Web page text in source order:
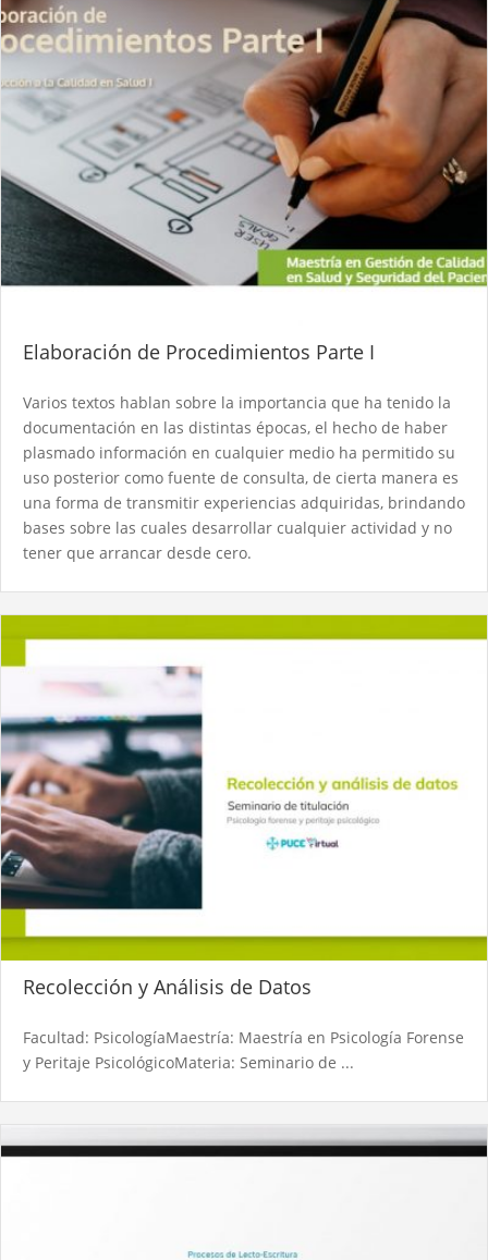
Elaboración de Procedimientos Parte I
Varios textos hablan sobre la importancia que ha tenido la
documentación en las distintas épocas, el hecho de haber
plasmado información en cualquier medio ha permitido su
uso posterior como fuente de consulta, de cierta manera es
una forma de transmitir experiencias adquiridas, brindando
bases sobre las cuales desarrollar cualquier actividad y no
tener que arrancar desde cero.
Recolección y Análisis de Datos
Facultad: PsicologíaMaestría: Maestría en Psicología Forense
y Peritaje PsicológicoMateria: Seminario de ...